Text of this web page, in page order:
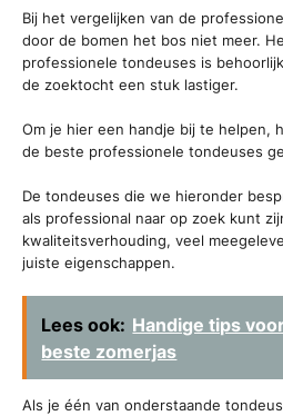
Bij het vergelijken van de
door de bomen het bos niet meer.
professionele tondeuses is
de zoektocht een stuk lastiger.
Om je hier een handje bij te helpen,
de beste professionele tondeuses
De tondeuses die we hieronder
als professional naar op zoek kunt
kwaliteitsverhouding, veel
juiste eigenschappen.
Lees ook: Handige tips
beste zomerjas
Als je één van onderstaande